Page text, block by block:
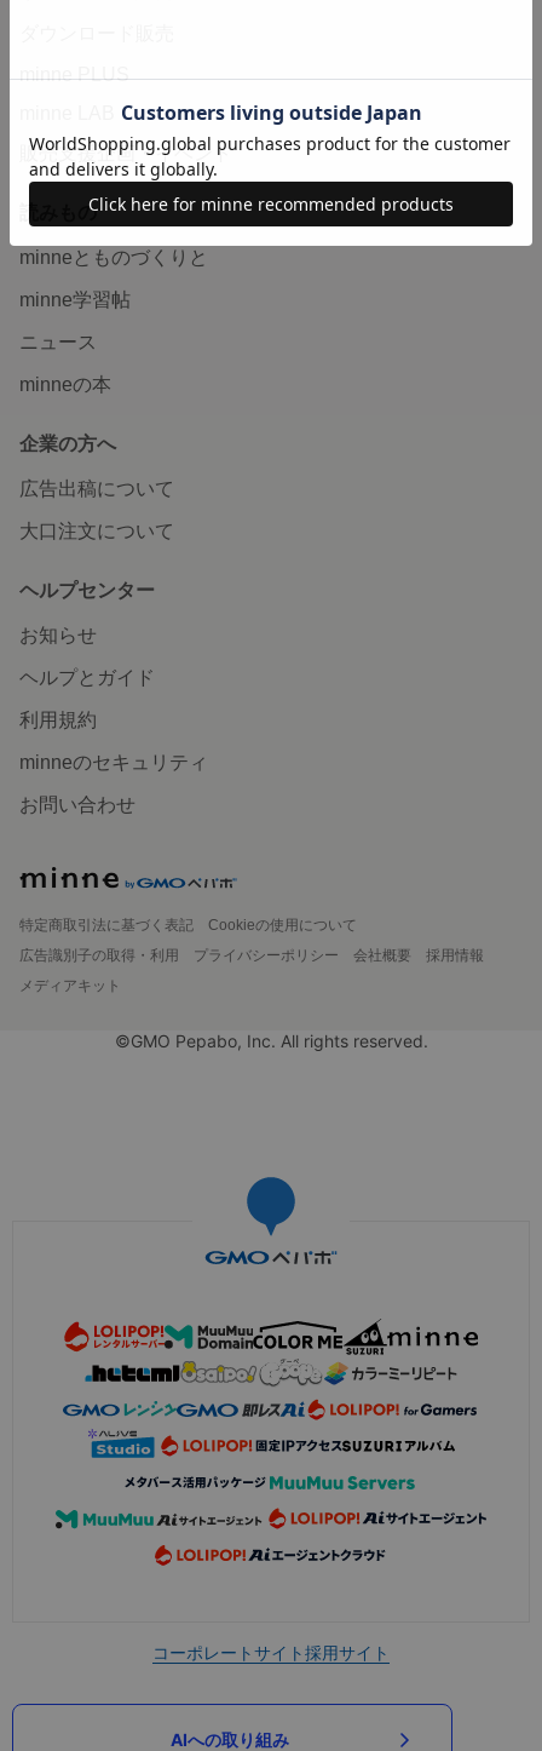
minne PLUS
販売支援企画・イベント
読みもの
minneとものづくりと
minne学習帖
ニュース
minneの本
企業の方へ
広告出稿について
大口注文について
ヘルプセンター
お知らせ
ヘルプとガイド
利用規約
minneのセキュリティ
お問い合わせ
特定商取引法に基づく表記
Cookieの使用について
広告識別子の取得・利用
プライバシーポリシー 会社概要
採用情報
メディアキット
©GMO Pepabo, Inc. All rights reserved.
コーポレートサイト採用サイト
AIへの取り組み